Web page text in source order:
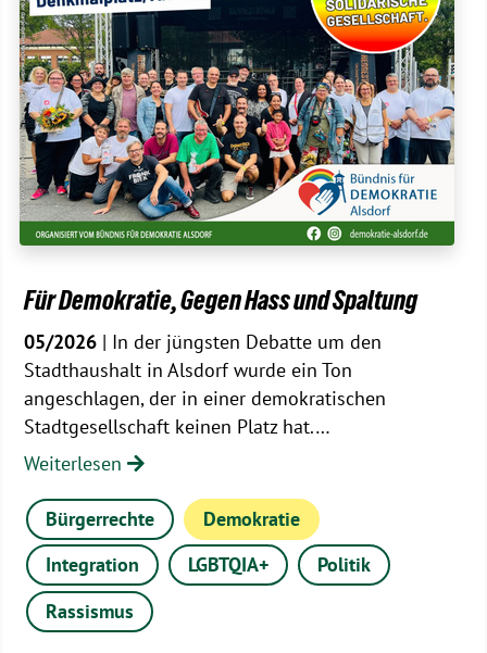
Für Demokratie, Gegen Hass und Spaltung
05/2026 | In der jüngsten Debatte um den
Stadthaushalt in Alsdorf wurde ein Ton
angeschlagen, der in einer demokratischen
Stadtgesellschaft keinen Platz hat.…
Weiterlesen
Bürgerrechte
Demokratie
Integration
LGBTQIA+
Politik
Rassismus